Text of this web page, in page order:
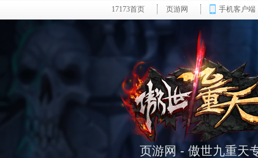
17173首页 页游网 手机客户端
页游网 - 傲世九重天